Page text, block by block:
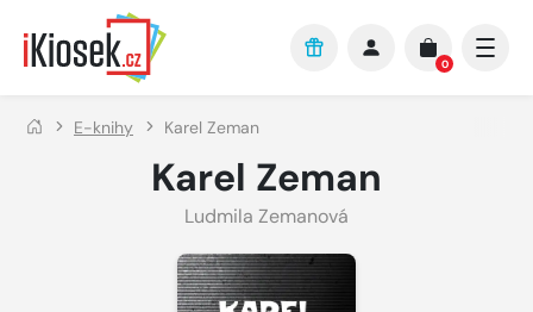
Přejít na hlavní obsah
0
E-knihy Karel Zeman
Karel Zeman
Ludmila Zemanová